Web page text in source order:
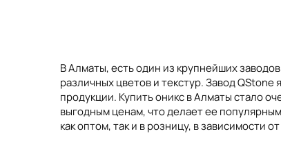
В Алматы, есть один из крупнейших
различных цветов и текстур. Завод
продукции. Купить оникс в Алматы стало
выгодным ценам, что делает ее
как оптом, так и в розницу, в зависимости